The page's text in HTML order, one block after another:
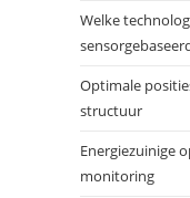
Welke
Optimale
structuur
Energiezuinige
monitoring